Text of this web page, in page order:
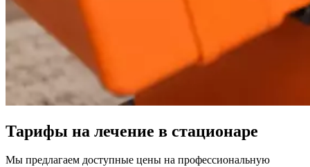
Тарифы на лечение в стационаре
Мы предлагаем доступные цены на профессиональную